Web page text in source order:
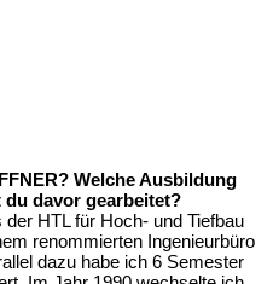
Welche Ausbildung
davor gearbeitet?
HTL für Hoch- und Tiefbau
renommierten Ingenieurbüro
dazu habe ich 6 Semester